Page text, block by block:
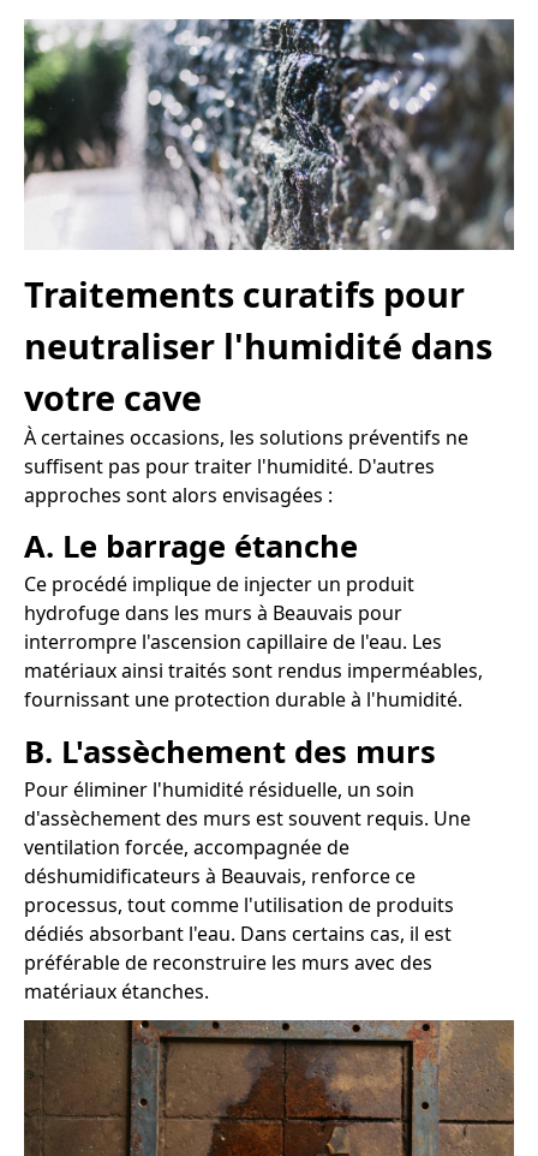
Traitements curatifs pour
neutraliser l'humidité dans
votre cave
À certaines occasions, les solutions préventifs ne
suffisent pas pour traiter l'humidité. D'autres
approches sont alors envisagées :
A. Le barrage étanche
Ce procédé implique de injecter un produit
hydrofuge dans les murs à Beauvais pour
interrompre l'ascension capillaire de l'eau. Les
matériaux ainsi traités sont rendus imperméables,
fournissant une protection durable à l'humidité.
B. L'assèchement des murs
Pour éliminer l'humidité résiduelle, un soin
d'assèchement des murs est souvent requis. Une
ventilation forcée, accompagnée de
déshumidificateurs à Beauvais, renforce ce
processus, tout comme l'utilisation de produits
dédiés absorbant l'eau. Dans certains cas, il est
préférable de reconstruire les murs avec des
matériaux étanches.